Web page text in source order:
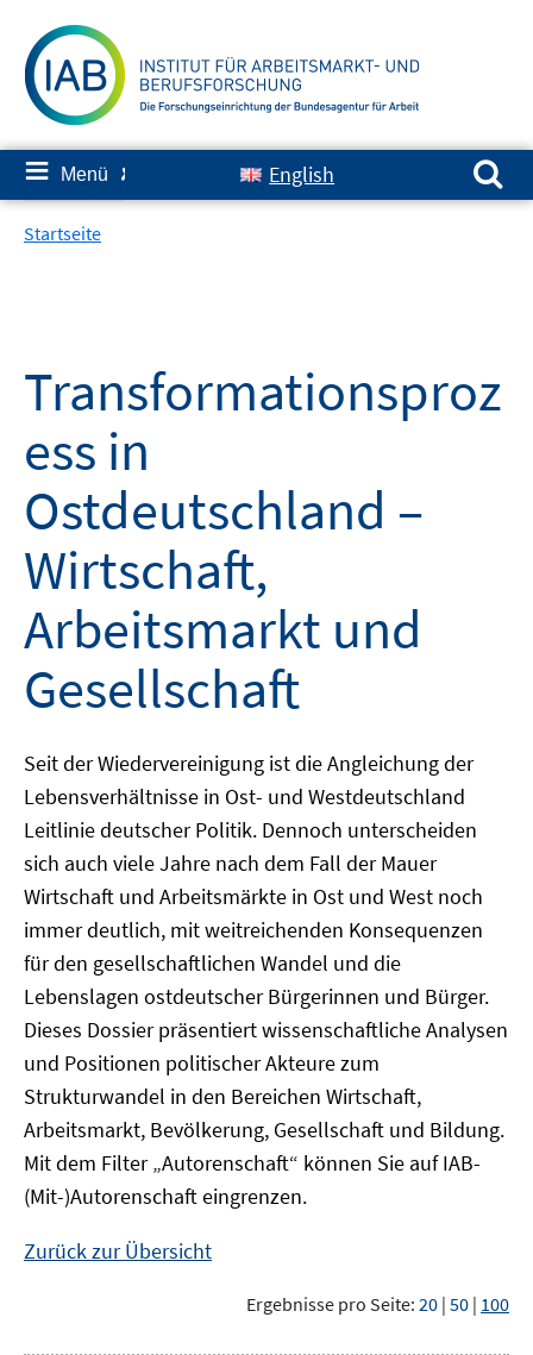
zum
Inhalt
≡ Menü ✘ English
Suchen nach:
Startseite
Transformationsproz
ess in
Ostdeutschland –
Wirtschaft,
Arbeitsmarkt und
Gesellschaft
Seit der Wiedervereinigung ist die Angleichung der
Lebensverhältnisse in Ost- und Westdeutschland
Leitlinie deutscher Politik. Dennoch unterscheiden
sich auch viele Jahre nach dem Fall der Mauer
Wirtschaft und Arbeitsmärkte in Ost und West noch
immer deutlich, mit weitreichenden Konsequenzen
für den gesellschaftlichen Wandel und die
Lebenslagen ostdeutscher Bürgerinnen und Bürger.
Dieses Dossier präsentiert wissenschaftliche Analysen
und Positionen politischer Akteure zum
Strukturwandel in den Bereichen Wirtschaft,
Arbeitsmarkt, Bevölkerung, Gesellschaft und Bildung.
Mit dem Filter „Autorenschaft“ können Sie auf IAB-
(Mit-)Autorenschaft eingrenzen.
Zurück zur Übersicht
Ergebnisse pro Seite: 20 | 50 | 100